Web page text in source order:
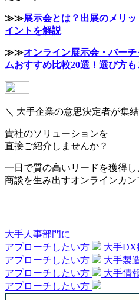
≫≫展示会とは？出展のメリ
イントを解説
≫≫オンライン展示会・バー
ムおすすめ比較20選！選び方
＼ 大手企業の意思決定者が集
貴社のソリューションを
直接ご紹介しませんか？
一日で質の高いリードを獲得し
商談を生み出すオンラインカン
大手人事部門に
アプローチしたい方
大手DX
アプローチしたい方
大手製
アプローチしたい方
大手情
アプローチしたい方